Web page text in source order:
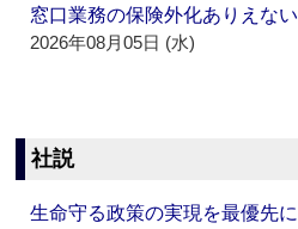
窓口業務の保険外化ありえない
2026年08月05日 (水)
社説
生命守る政策の実現を最優先に